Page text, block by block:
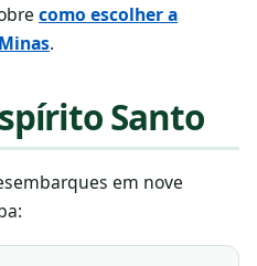
como escolher a
.
Santo
em nove